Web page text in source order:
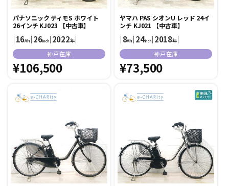
パナソニック ティモS ホワイト
26インチ KJ023 【中古車】
｜16Ah｜26inch｜2022年｜
販
売
元:
神戸在庫
通
価
格
¥106,500
ヤマハ PAS シオンU レッド 24イ
ンチ KJ021 【中古車】
｜8Ah｜24inch｜2018年｜
販
売
元:
神戸在庫
通
価
格
¥73,500